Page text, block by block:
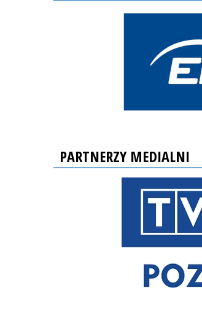
PARTNERZY MEDIALNI